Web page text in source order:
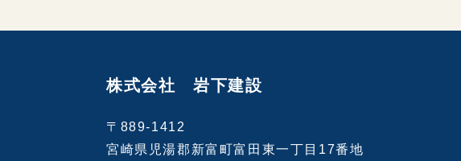
株式会社 岩下建設
〒889-1412
宮崎県児湯郡新富町富田東一丁目17番地